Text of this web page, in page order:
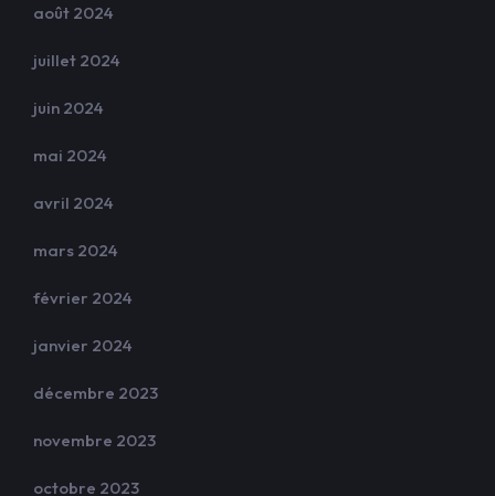
août 2024
juillet 2024
juin 2024
mai 2024
avril 2024
mars 2024
février 2024
janvier 2024
décembre 2023
novembre 2023
octobre 2023